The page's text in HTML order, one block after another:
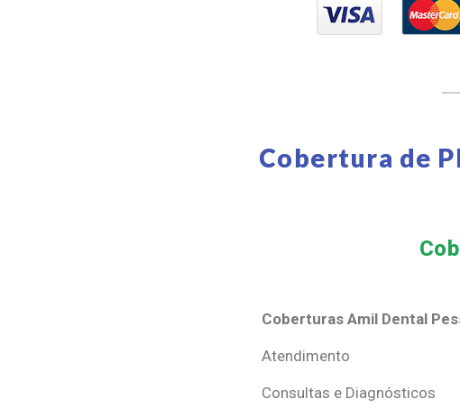
Cobertura de
Coberturas Amil Dental
Coberturas Amil Dental
Atendimento
Consultas e Diagnósticos